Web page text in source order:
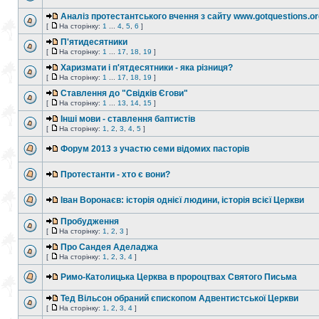
Аналіз протестантського вчення з сайту
[ На сторінку: 1 4 5 6 ]
П'ятидесятники
[ На сторінку: 1 17 18 19 ]
Харизмати і п'ятдесятники - яка різниця?
[ На сторінку: 1 17 18 19 ]
Ставлення до "Свідків Єгови"
[ На сторінку: 1 13 14 15 ]
Інші мови - ставлення баптистів
[ На сторінку: 1 2 3 4 5 ]
Форум 2013 з участю семи відомих пасторів
Протестанти - хто є вони?
Іван Воронаєв: історія однієї людини, історія всієї Церкви
Пробудження
[ На сторінку: 1 2 3 ]
Про Сандея Аделаджа
[ На сторінку: 1 2 3 4 ]
Римо-Католицька Церква в пророцтвах Святого Письма
Тед Вільсон обраний єпископом Адвентистської Церкви
[ На сторінку: 1 2 3 4 ]